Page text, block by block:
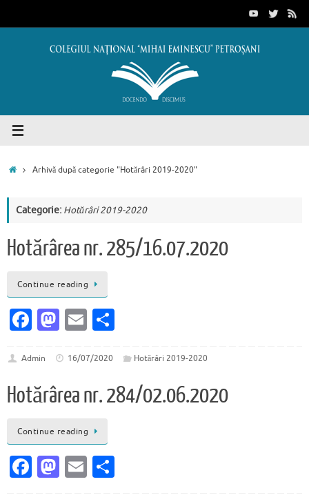
PrimaArhivă după categorie "Hotărâri 2019-2020"
Categorie: Hotărâri 2019-2020
Hotărârea nr. 285/16.07.2020
Continue reading
Fa
e
b
o
o
k
M
to
d
o
n
E
ai
l
ta
je
az
Admin 16/07/2020 Hotărâri 2019-2020
Hotărârea nr. 284/02.06.2020
Continue reading
Fa M E